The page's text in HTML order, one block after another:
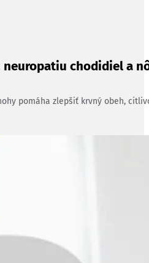
chodidiel a
pomáha zlepšiť krvný obeh,